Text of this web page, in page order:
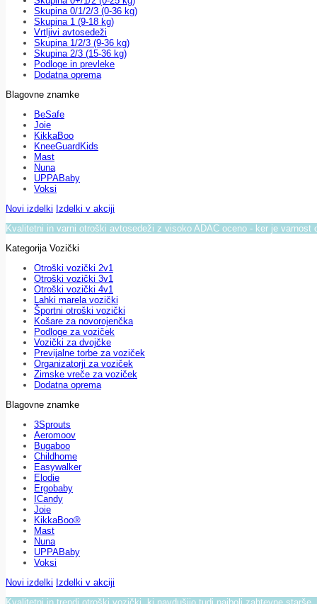
Skupina 0/1/2/3 (0-36 kg)
Skupina 1 (9-18 kg)
Vrtljivi avtosedeži
Skupina 1/2/3 (9-36 kg)
Skupina 2/3 (15-36 kg)
Podloge in prevleke
Dodatna oprema
Blagovne znamke
BeSafe
Joie
KikkaBoo
KneeGuardKids
Mast
Nuna
UPPABaby
Voksi
Novi izdelki Izdelki v akciji
Kvalitetni in varni otroški avtosedeži z visoko ADAC oceno - ker je varnost
Kategorija Vozički
Otroški vozički 2v1
Otroški vozički 3v1
Otroški vozički 4v1
Lahki marela vozički
Športni otroški vozički
Košare za novorojenčka
Podloge za voziček
Vozički za dvojčke
Previjalne torbe za voziček
Organizatorji za voziček
Zimske vreče za voziček
Dodatna oprema
Blagovne znamke
3Sprouts
Aeromoov
Bugaboo
Childhome
Easywalker
Elodie
Ergobaby
ICandy
Joie
KikkaBoo®
Mast
Nuna
UPPABaby
Voksi
Novi izdelki Izdelki v akciji